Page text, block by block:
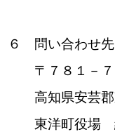
６ 問い合わせ
〒７８１－
高知県安芸郡
東洋町役場